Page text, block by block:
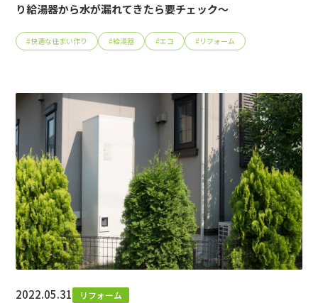
り給湯器から水が漏れてきたら要チェック～
#快適な住まい作り #給湯器 #エコ #リフォーム
2022.05.31 リフォーム